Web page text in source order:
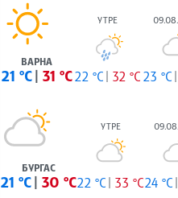
ВАРНА
21 °C 31 °C
УТРЕ
22 °C 32 °C 23 °C
БУРГАС
21 °C 30 °C
УТРЕ
22 °C 33 °C24 °C